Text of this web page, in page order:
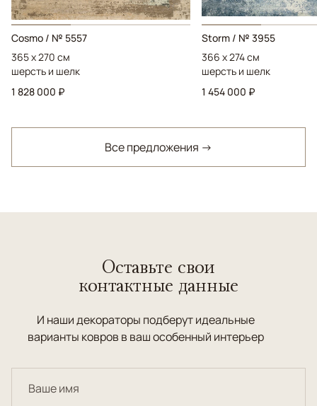
Cosmo / № 5557
365 x 270 см
шерсть и шелк
1 828 000 ₽
Storm / № 3955
366 x 274 см
шерсть и шелк
1 454 000 ₽
Все предложения →
Оставьте свои
контактные данные
И наши декораторы подберут идеальные
варианты ковров в ваш особенный интерьер